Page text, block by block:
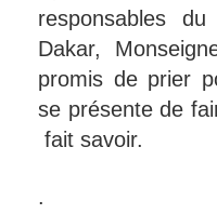
responsables
Dakar,
promis de prier
se présente de
fait savoir.
.